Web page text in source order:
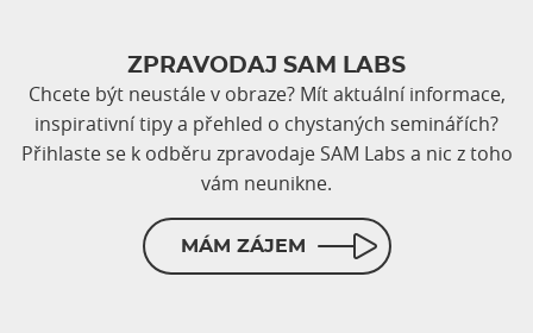
ZPRAVODAJ SAM LABS
Chcete být neustále v obraze? Mít aktuální informace,
inspirativní tipy a přehled o chystaných seminářích?
Přihlaste se k odběru zpravodaje SAM Labs a nic z toho
vám neunikne.
MÁM ZÁJEM